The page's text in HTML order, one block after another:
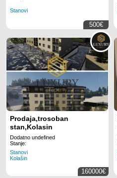
Stanovi
500€
Prodaja,trosoban
stan,Kolasin
Dodatno undefined
Stanje:
Stanovi
Kolašin
160000€